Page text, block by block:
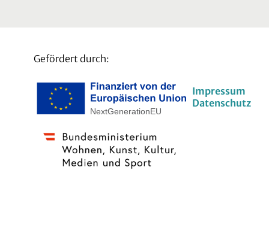
Gefördert durch:
Impressum
Datenschutz